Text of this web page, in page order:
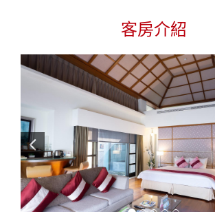
客房介紹